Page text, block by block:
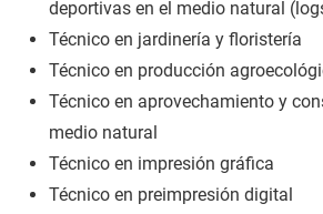
deportivas en el medio natural
Técnico en jardinería y floristería
Técnico en producción
Técnico en aprovechamiento y
medio natural
Técnico en impresión gráfica
Técnico en preimpresión digital